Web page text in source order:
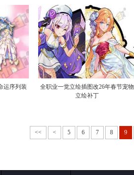
运序列装
全职业一觉立绘插图改26年春节宠物
立绘补丁
<< < 5 6 7 8 9